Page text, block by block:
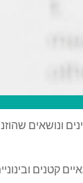
ונושאים
קטנים